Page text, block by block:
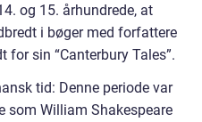
og 15. århundrede, at
i bøger med forfattere
for sin “Canterbury Tales”.
tid: Denne periode var
William Shakespeare